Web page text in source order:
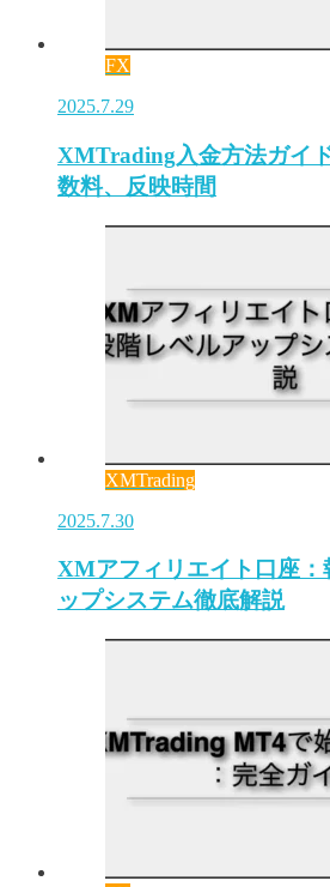
FX
2025.7.29
XMTrading入金方法ガイ
数料、反映時間
XMTrading
2025.7.30
XMアフィリエイト口座：
ップシステム徹底解説